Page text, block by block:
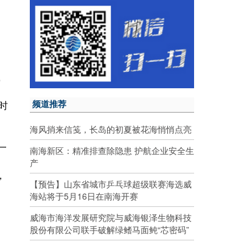
频道推荐
海风捎来信笺，长岛的初夏被花海悄悄点亮
南海新区：精准排查除隐患 护航企业安全生
产
【预告】山东省城市乒乓球超级联赛海选威
海站将于5月16日在南海开赛
威海市海洋发展研究院与威海银泽生物科技
股份有限公司联手破解绿鳍马面鲀“芯密码”